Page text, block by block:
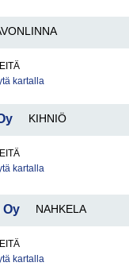
kartalla
KIHNIÖ
kartalla
Oy NAHKELA
kartalla